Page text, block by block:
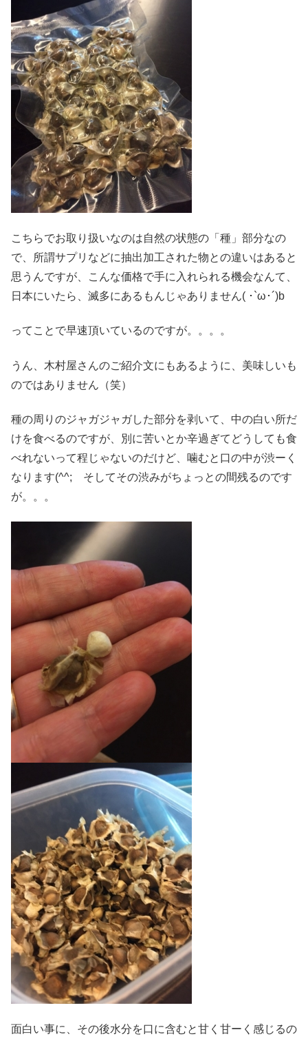
こちらでお取り扱いなのは自然の状態の「種」部分なの
で、所謂サプリなどに抽出加工された物との違いはあると
思うんですが、こんな価格で手に入れられる機会なんて、
日本にいたら、滅多にあるもんじゃありません( ･`ω･´)b
ってことで早速頂いているのですが。。。。
うん、木村屋さんのご紹介文にもあるように、美味しいも
のではありません（笑）
種の周りのジャガジャガした部分を剥いて、中の白い所だ
けを食べるのですが、別に苦いとか辛過ぎてどうしても食
べれないって程じゃないのだけど、噛むと口の中が渋ーく
なります(^^; そしてその渋みがちょっとの間残るのです
が。。。
面白い事に、その後水分を口に含むと甘く甘ーく感じるの